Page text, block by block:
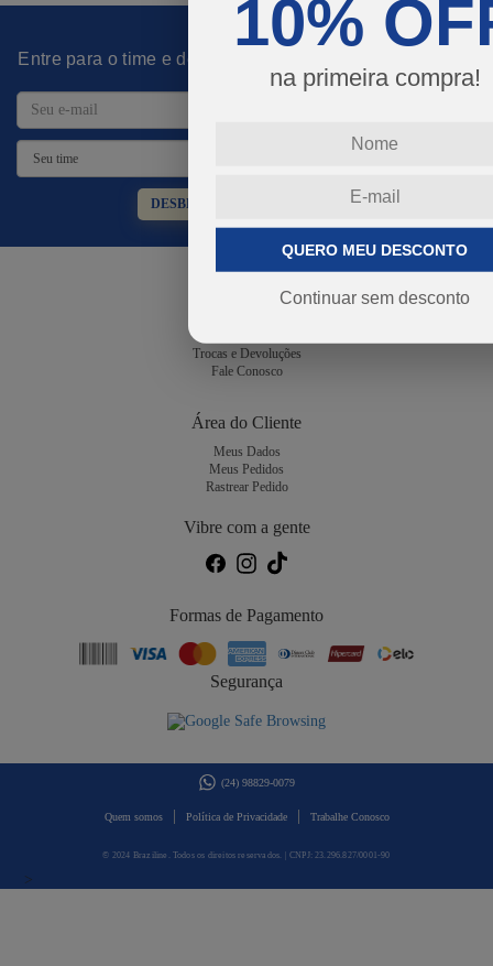
10%
na primeira compra!
QUERO MEU DESCONTO
Continuar sem desconto
Entre para o time e desbloqueie promoções imperdíveis!
DESBLOQUEAR PROMOÇÕES
Atendimento
Trocas e Devoluções
Fale Conosco
Área do Cliente
Meus Dados
Meus Pedidos
Rastrear Pedido
Vibre com a gente
Formas de Pagamento
Segurança
(24) 98829-0079
Quem somos Política de Privacidade Trabalhe Conosco
© 2024 Braziline. Todos os direitos reservados. | CNPJ: 23.296.827/0001-90
>